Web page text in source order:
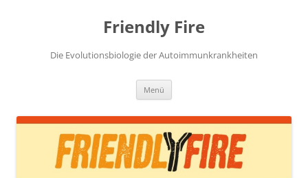
Friendly Fire
Die Evolutionsbiologie der Autoimmunkrankheiten
Menü